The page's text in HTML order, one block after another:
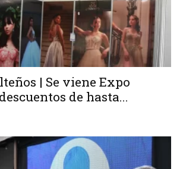
| Se viene Expo
de hasta...